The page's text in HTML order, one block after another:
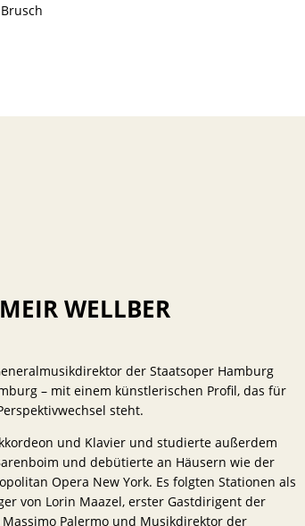
WELLBER
der Staatsoper Hamburg
– mit einem künstlerischen Profil, das für
steht.
und Klavier und studierte außerdem
und debütierte an Häusern wie der
Opera New York. Es folgten Stationen als
von Lorin Maazel, erster Gastdirigent der
Palermo und Musikdirektor der